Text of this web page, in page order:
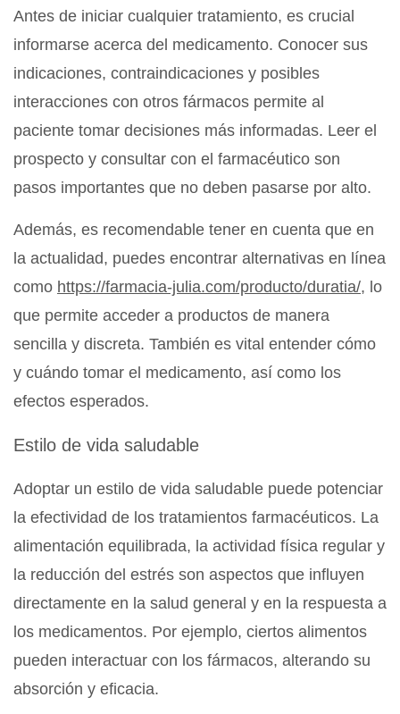
Antes de iniciar cualquier tratamiento, es crucial
informarse acerca del medicamento. Conocer sus
indicaciones, contraindicaciones y posibles
interacciones con otros fármacos permite al
paciente tomar decisiones más informadas. Leer el
prospecto y consultar con el farmacéutico son
pasos importantes que no deben pasarse por alto.
Además, es recomendable tener en cuenta que en
la actualidad, puedes encontrar alternativas en línea
como https://farmacia-julia.com/producto/duratia/, lo
que permite acceder a productos de manera
sencilla y discreta. También es vital entender cómo
y cuándo tomar el medicamento, así como los
efectos esperados.
Estilo de vida saludable
Adoptar un estilo de vida saludable puede potenciar
la efectividad de los tratamientos farmacéuticos. La
alimentación equilibrada, la actividad física regular y
la reducción del estrés son aspectos que influyen
directamente en la salud general y en la respuesta a
los medicamentos. Por ejemplo, ciertos alimentos
pueden interactuar con los fármacos, alterando su
absorción y eficacia.